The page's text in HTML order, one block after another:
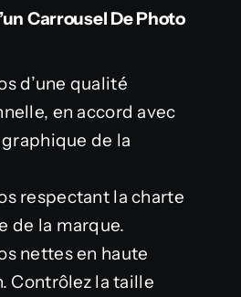
Carrousel De Photo
d’une qualité
en accord avec
de la
respectant la charte
de la marque.
nettes en haute
Contrôlez la taille